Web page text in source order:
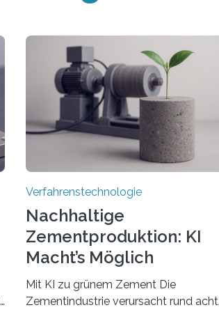
Verfahrenstechnologie
Nachhaltige
Zementproduktion: KI
Macht’s Möglich
Mit KI zu grünem Zement Die
Zementindustrie verursacht rund acht